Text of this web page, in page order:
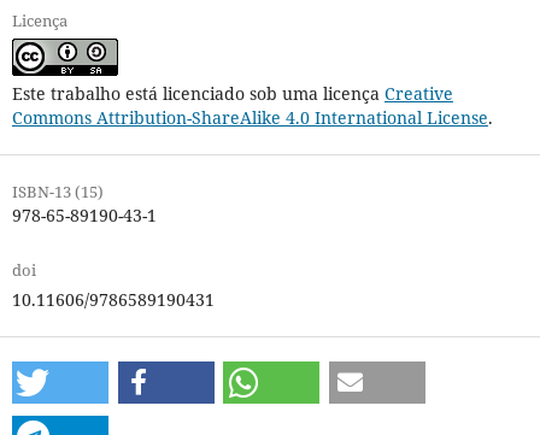
Licença
Este trabalho está licenciado sob uma licença Creative
Commons Attribution-ShareAlike 4.0 International License.
ISBN-13 (15)
978-65-89190-43-1
doi
10.11606/9786589190431